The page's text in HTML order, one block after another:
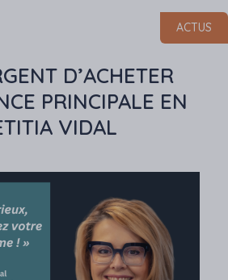
ACTUS
D’ACHETER
PRINCIPALE EN
VIDAL